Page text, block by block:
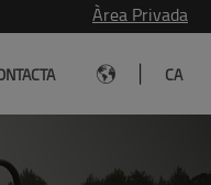
Àrea Privada
CA